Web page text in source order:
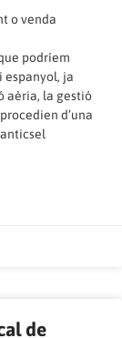
o venda
podríem
ja
aèria, la gestió
d’una
de